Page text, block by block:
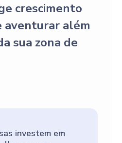
crescimento
aventurar além
sua zona de
investem em